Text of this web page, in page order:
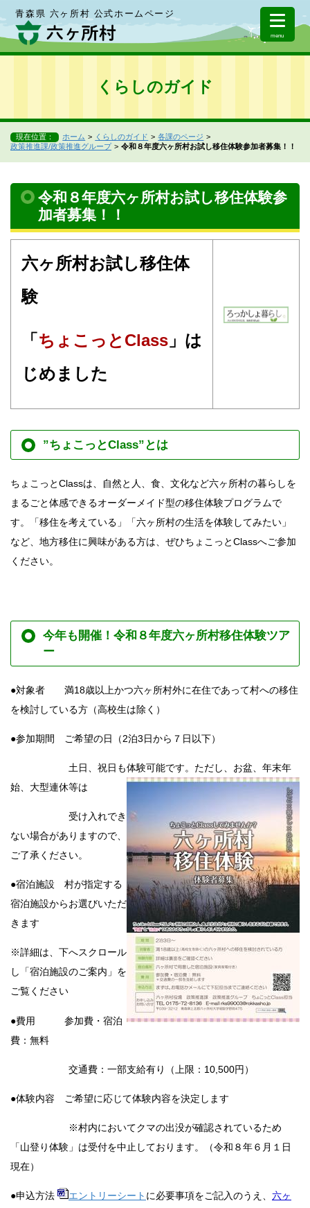
青森県 六ヶ所村 公式ホームページ
menu
くらしのガイド
現在位置： ホーム くらしのガイド
各課のページ
政策推進課/政策推進グループ
令和８年度六ヶ所村お試し移住体験参加者募集！！
令和８年度六ヶ所村お試し移住体験参
加者募集！！
六ヶ所村お試し移住体
験
「 ちょこっとClass 」は
じめました
”ちょこっとClass”とは
ちょこっとClassは、自然と人、食、文化など六ヶ所村の暮らしを
まるごと体感できるオーダーメイド型の移住体験プログラムで
す。「移住を考えている」「六ヶ所村の生活を体験してみたい」
など、地方移住に興味がある方は、ぜひちょこっとClassへご参加
ください。
今年も開催！令和８年度六ヶ所村移住体験ツア
ー
●対象者 満18歳以上かつ六ヶ所村外に在住であって村への移住
を検討している方（高校生は除く）
●参加期間 ご希望の日（2泊3日から７日以下）
土日、祝日も体験可能です。ただし、お盆、年末年
始、大型連休等は
受け入れでき
ない場合がありますので、
ご了承ください。
●宿泊施設 村が指定する
宿泊施設からお選びいただ
きます
※詳細は、下へスクロール
し「宿泊施設のご案内」を
ご覧ください
●費用 参加費・宿泊
費：無料
交通費：一部支給有り（上限：10,500円）
●体験内容 ご希望に応じて体験内容を決定します
※村内においてクマの出没が確認されているため
「山登り体験」は受付を中止しております。（令和８年６月１日
現在）
●申込方法 エントリーシート に必要事項をご記入のうえ、 六ヶ